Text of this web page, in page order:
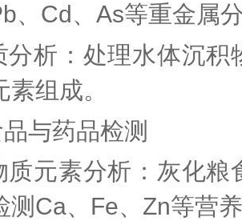
、Cd、As等重金属
分析：处理水体沉积
组成。
与药品检测
质元素分析：灰化粮
测Ca、Fe、Zn等营